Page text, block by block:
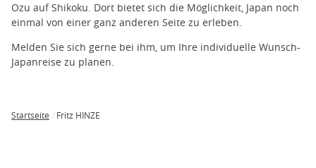
Ozu auf Shikoku. Dort bietet sich die Möglichkeit, Japan noch
einmal von einer ganz anderen Seite zu erleben.
Melden Sie sich gerne bei ihm, um Ihre individuelle Wunsch-
Japanreise zu planen.
Startseite Fritz HINZE